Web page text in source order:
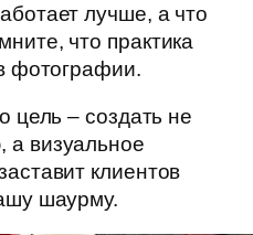
лучше, а что
что практика
фотографии.
цель – создать не
а визуальное
клиентов
шаурму.